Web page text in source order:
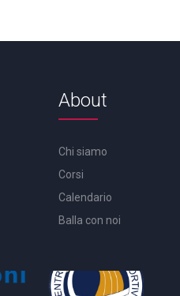
About
Chi siamo
Corsi
Calendario
Balla con noi